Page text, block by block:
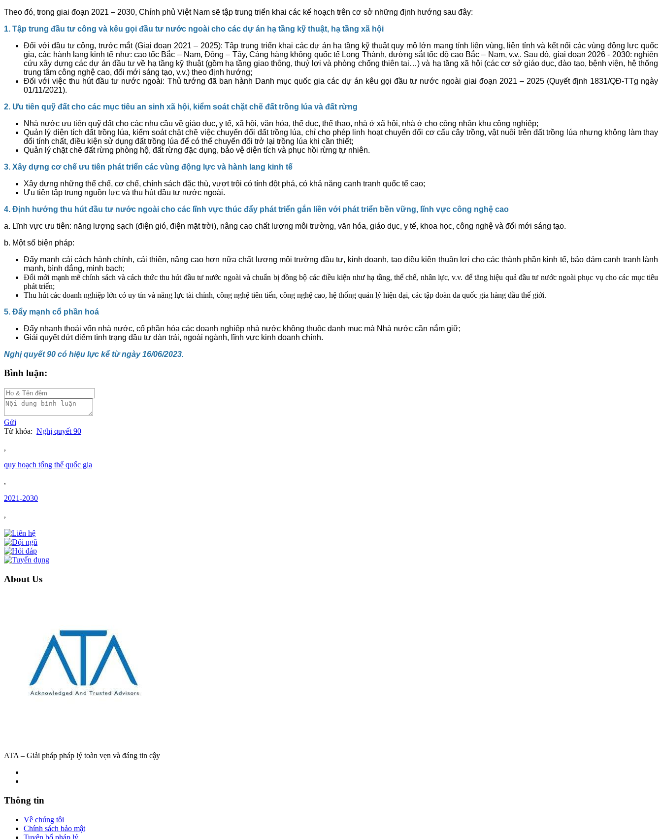
Theo đó, trong giai đoạn 2021 – 2030, Chính phủ Việt Nam sẽ tập trung triển khai các kế hoạch trên cơ sở những định hướng sau đây:
1. Tập trung đầu tư công và kêu gọi đầu tư nước ngoài cho các dự án hạ tầng kỹ thuật, hạ tầng xã hội
Đối với đầu tư công, trước mắt (Giai đoạn 2021 – 2025): Tập trung triển khai các dự án hạ tầng kỹ thuật quy mô lớn mang tính liên vùng, liên tỉnh và kết nối các vùng động lực quốc
gia, các hành lang kinh tế như: cao tốc Bắc – Nam, Đông – Tây, Cảng hàng không quốc tế Long Thành, đường sắt tốc độ cao Bắc – Nam, v.v.. Sau đó, giai đoạn 2026 - 2030: nghiên
cứu xây dựng các dự án đầu tư về hạ tầng kỹ thuật (gồm hạ tầng giao thông, thuỷ lợi và phòng chống thiên tai…) và hạ tầng xã hội (các cơ sở giáo dục, đào tạo, bệnh viện, hệ thống
trung tâm công nghệ cao, đổi mới sáng tạo, v.v.) theo định hướng;
Đối với việc thu hút đầu tư nước ngoài: Thủ tướng đã ban hành Danh mục quốc gia các dự án kêu gọi đầu tư nước ngoài giai đoạn 2021 – 2025 (Quyết định 1831/QĐ-TTg ngày
01/11/2021).
2. Ưu tiên quỹ đất cho các mục tiêu an sinh xã hội, kiểm soát chặt chẽ đất trồng lúa và đất rừng
Nhà nước ưu tiên quỹ đất cho các nhu cầu về giáo dục, y tế, xã hội, văn hóa, thể dục, thể thao, nhà ở xã hội, nhà ở cho công nhân khu công nghiệp;
Quản lý diện tích đất trồng lúa, kiểm soát chặt chẽ việc chuyển đổi đất trồng lúa, chỉ cho phép linh hoạt chuyển đổi cơ cấu cây trồng, vật nuôi trên đất trồng lúa nhưng không làm thay
đổi tính chất, điều kiện sử dụng đất trồng lúa để có thể chuyển đổi trở lại trồng lúa khi cần thiết;
Quản lý chặt chẽ đất rừng phòng hộ, đất rừng đặc dụng, bảo vệ diện tích và phục hồi rừng tự nhiên.
3. Xây dựng cơ chế ưu tiên phát triển các vùng động lực và hành lang kinh tế
Xây dựng những thể chế, cơ chế, chính sách đặc thù, vượt trội có tính đột phá, có khả năng cạnh tranh quốc tế cao;
Ưu tiên tập trung nguồn lực và thu hút đầu tư nước ngoài.
4. Định hướng thu hút đầu tư nước ngoài cho các lĩnh vực thúc đẩy phát triển gắn liền với phát triển bền vững, lĩnh vực công nghệ cao
a. Lĩnh vực ưu tiên: năng lượng sạch (điện gió, điện mặt trời), nâng cao chất lượng môi trường, văn hóa, giáo dục, y tế, khoa học, công nghệ và đổi mới sáng tạo.
b. Một số biện pháp:
Đẩy mạnh cải cách hành chính, cải thiện, nâng cao hơn nữa chất lượng môi trường đầu tư, kinh doanh, tạo điều kiện thuận lợi cho các thành phần kinh tế, bảo đảm cạnh tranh lành
mạnh, bình đẳng, minh bạch;
Đổi mới mạnh mẽ chính sách và cách thức thu hút đầu tư nước ngoài và chuẩn bị đồng bộ các điều kiện như hạ tầng, thể chế, nhân lực, v.v. để tăng hiệu quả đầu tư nước ngoài phục vụ cho các mục tiêu
phát triển;
Thu hút các doanh nghiệp lớn có uy tín và năng lực tài chính, công nghệ tiên tiến, công nghệ cao, hệ thống quản lý hiện đại, các tập đoàn đa quốc gia hàng đầu thế giới.
5. Đẩy mạnh cổ phần hoá
Đẩy nhanh thoái vốn nhà nước, cổ phần hóa các doanh nghiệp nhà nước không thuộc danh mục mà Nhà nước cần nắm giữ;
Giải quyết dứt điểm tình trạng đầu tư dàn trải, ngoài ngành, lĩnh vực kinh doanh chính.
Nghị quyết 90 có hiệu lực kể từ ngày 16/06/2023.
Bình luận:
Gửi
Từ khóa: Nghị quyết 90
,
quy hoạch tổng thể quốc gia
,
2021-2030
,
About Us
ATA – Giải pháp pháp lý toàn vẹn và đáng tin cậy
Thông tin
Về chúng tôi
Chính sách bảo mật
Tuyên bố pháp lý